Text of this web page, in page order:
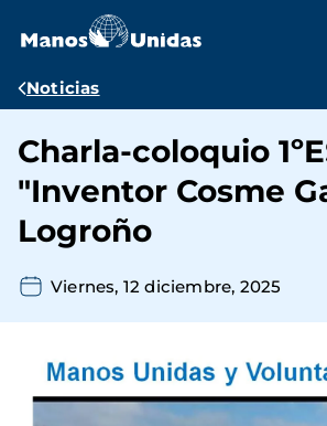
contenido
Ruta
navegación
Noticias
Charla-coloquio
"Inventor Cosme
Logroño
Viernes, 12 diciembre, 2025